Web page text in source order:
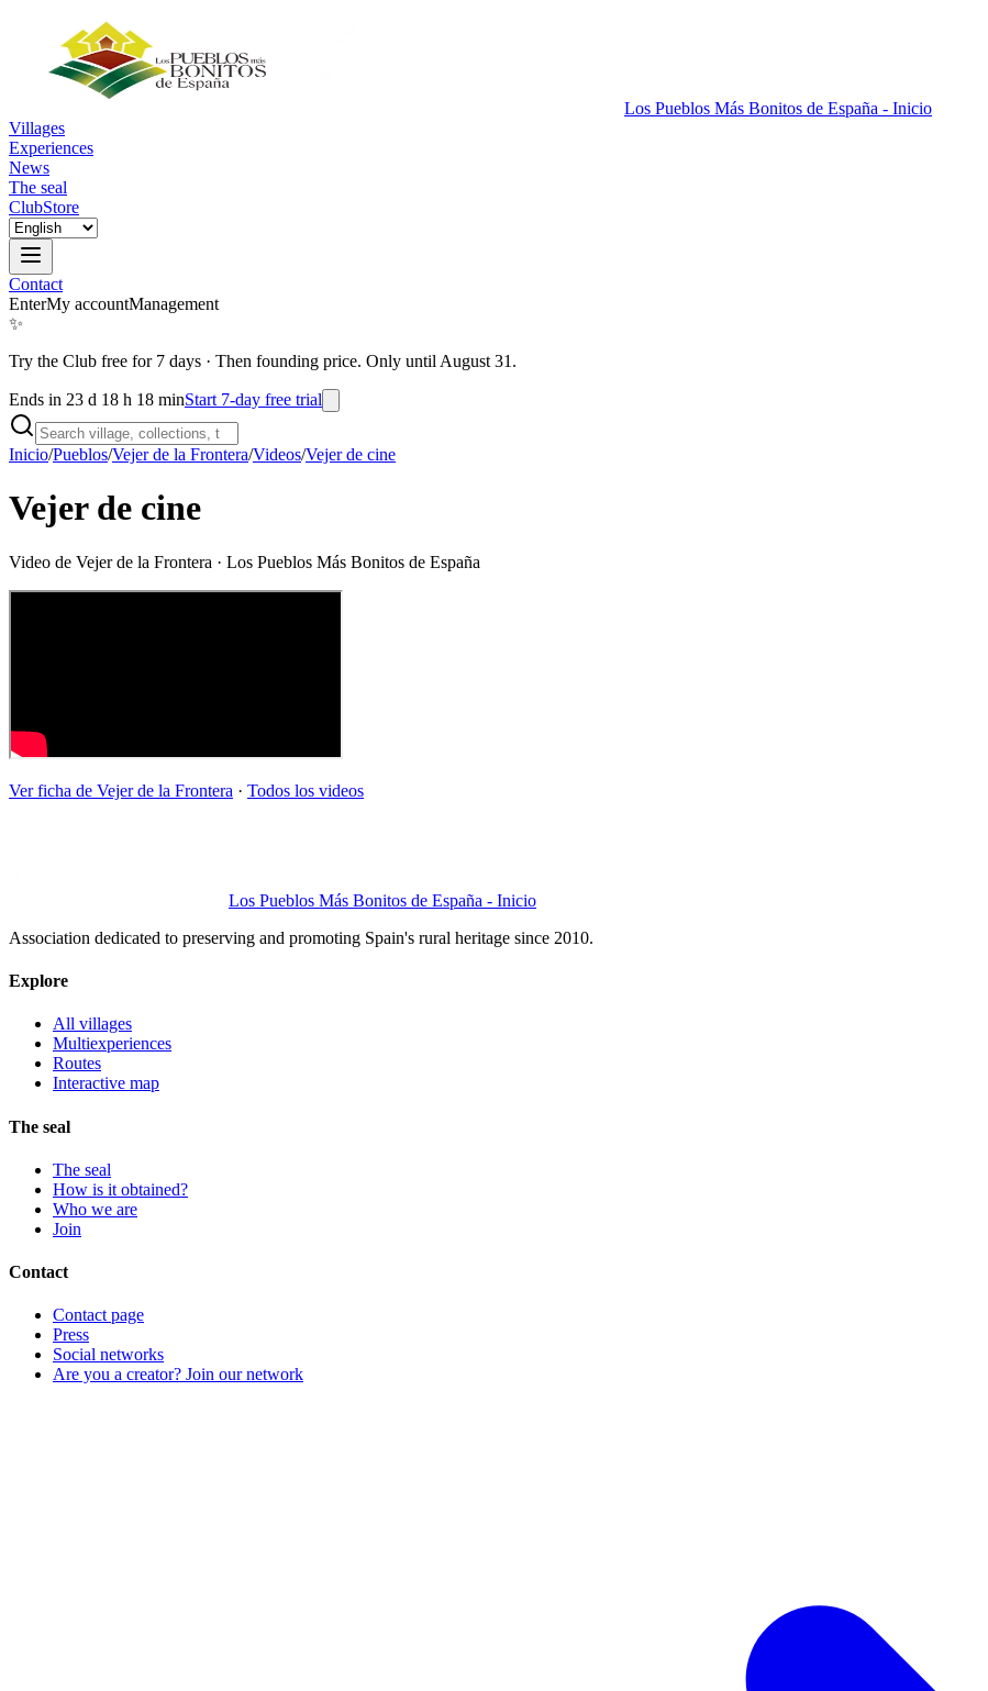
Los Pueblos Más Bonitos de España - Inicio
Villages
Experiences
News
The seal
ClubStore
Contact
EnterMy accountManagement
✨
Try the Club free for 7 days · Then founding price. Only until August 31.
Ends in 23 d 18 h 18 minStart 7-day free trial
Inicio/Pueblos/Vejer de la Frontera/Videos/Vejer de cine
Vejer de cine
Video de Vejer de la Frontera · Los Pueblos Más Bonitos de España
Ver ficha de Vejer de la Frontera · Todos los videos
Los Pueblos Más Bonitos de España - Inicio
Association dedicated to preserving and promoting Spain's rural heritage since 2010.
Explore
All villages
Multiexperiences
Routes
Interactive map
The seal
The seal
How is it obtained?
Who we are
Join
Contact
Contact page
Press
Social networks
Are you a creator? Join our network